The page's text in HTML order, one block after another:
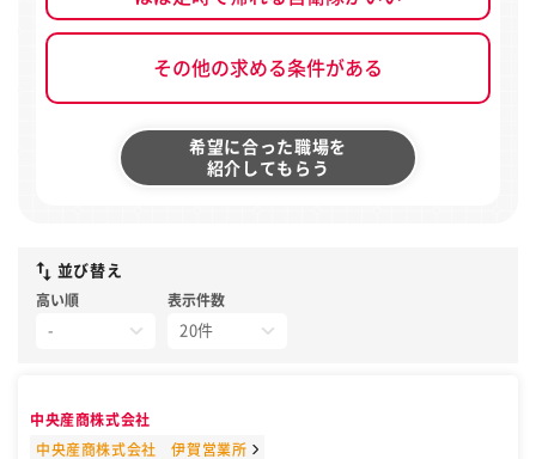
その他の求める条件がある
希望に合った職場を
紹介してもらう
並び替え
高い順 表示件数
中央産商株式会社
中央産商株式会社 伊賀営業所